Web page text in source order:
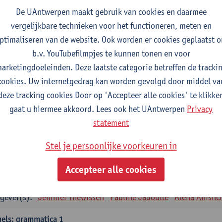
studiepunten
Remco Sleiderink
tot de algemene taalwetenschap
2E SEM
studiepunten
Astrid De Wit Peter Petré
verplichte opleidingsonderdelen
Marilize Pretorius Alena Anishchanka
Taalbeheersing 2
2E SEM
Jennifer Thewissen Pauline Jadoulle Alena
grammatica 1
De UAntwerpen maakt gebruik van cookies en daarmee
vergelijkbare technieken voor het functioneren, meten en
van de website. Ook worden er cookies geplaatst
b.v. YouTubefilmpjes te kunnen tonen en voor
Deze laatste categorie betreffen de
Uw internetgedrag kan worden gevolgd door middel
tracking cookies Door op 'Accepteer alle cookies' te
gaat u hiermee akkoord. Lees ook het UAntwerpen Privacy
statement
Stel je persoonlijke voorkeuren in
Accepteer alle cookies